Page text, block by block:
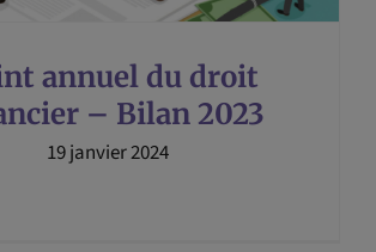
annuel du droit
– Bilan 2023
19 janvier 2024